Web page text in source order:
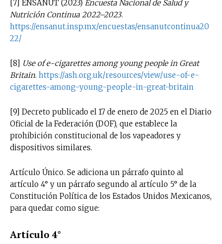
[7] ENSANUT (2023) Encuesta Nacional de Salud y
Nutrición Continua 2022–2023.
https://ensanut.insp.mx/encuestas/ensanutcontinua20
22/
[8] Use of e-cigarettes among young people in Great
Britain. https://ash.org.uk/resources/view/use-of-e-
cigarettes-among-young-people-in-great-britain
[9] Decreto publicado el 17 de enero de 2025 en el Diario
Oficial de la Federación (DOF), que establece la
prohibición constitucional de los vapeadores y
dispositivos similares.
Artículo Único. Se adiciona un párrafo quinto al
artículo 4° y un párrafo segundo al artículo 5° de la
Constitución Política de los Estados Unidos Mexicanos,
para quedar como sigue:
Artículo 4°